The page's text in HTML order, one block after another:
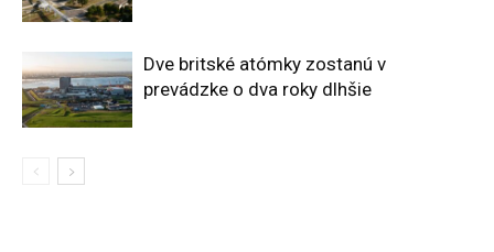
Dve britské atómky zostanú v
prevádzke o dva roky dlhšie